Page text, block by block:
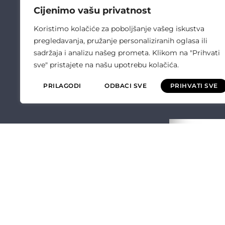
Cijenimo vašu privatnost
Koristimo kolačiće za poboljšanje vašeg iskustva
pregledavanja, pružanje personaliziranih oglasa ili
sadržaja i analizu našeg prometa. Klikom na "Prihvati
sve" pristajete na našu upotrebu kolačića.
PRILAGODI ODBACI SVE PRIHVATI SVE